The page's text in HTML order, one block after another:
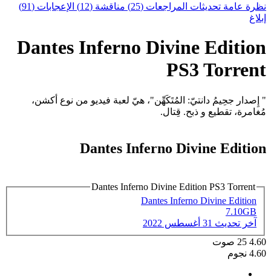
نظرة عامة تحديثات المراجعات (25) مناقشة (12)
الإعجابات (91)
إبلاغ
Dantes Inferno Divine Edition
PS3 Torrent
" إِصدار جحِيمُ دانتيّ: المُتَكَهِّن"، هيّ لعبة فيديو من نوع أكشن،
مُغامرة، تقطيع و ذبح. قِتال.
Dantes Inferno Divine Edition
Dantes Inferno Divine Edition PS3 Torrent
Dantes Inferno Divine Edition
7.10GB
آخر تحديث 31 أغسطس 2022
4.60
25 صوت
4.60 نجوم